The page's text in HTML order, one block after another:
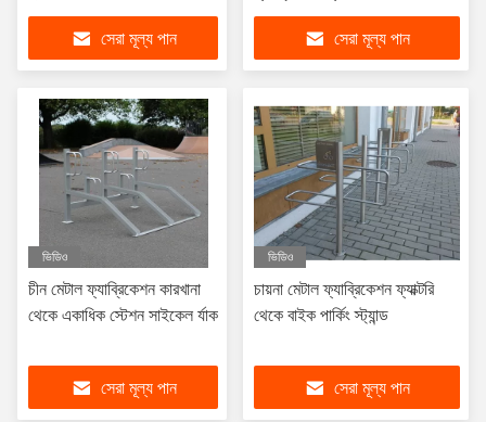
সেরা মূল্য পান সেরা মূল্য পান
ভিডিও
চীন মেটাল ফ্যাব্রিকেশন কারখানা
থেকে একাধিক স্টেশন সাইকেল র্যাক
সেরা মূল্য পান
ভিডিও
চায়না মেটাল ফ্যাব্রিকেশন ফ্যাক্টরি
থেকে বাইক পার্কিং স্ট্যান্ড
সেরা মূল্য পান